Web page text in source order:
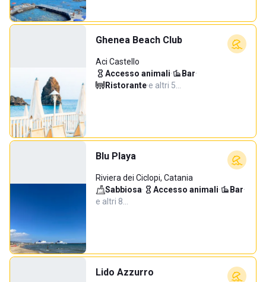
Ghenea Beach Club
Aci Castello
Accesso animali· Bar·
Ristorante·e altri 5…
Blu Playa
Riviera dei Ciclopi, Catania
Sabbiosa· Accesso animali· Bar·
e altri 8…
Lido Azzurro